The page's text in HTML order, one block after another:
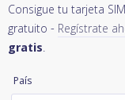
Consigue tu tarjeta
gratuito - Regístrate
gratis.
País